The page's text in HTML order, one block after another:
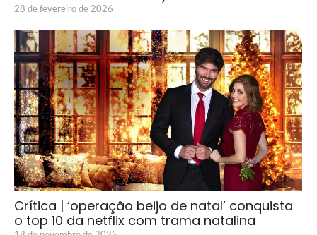
28 de fevereiro de 2026
Crítica | ‘operação beijo de natal’ conquista
o top 10 da netflix com trama natalina